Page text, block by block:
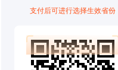
支付后可进行选择生效省份